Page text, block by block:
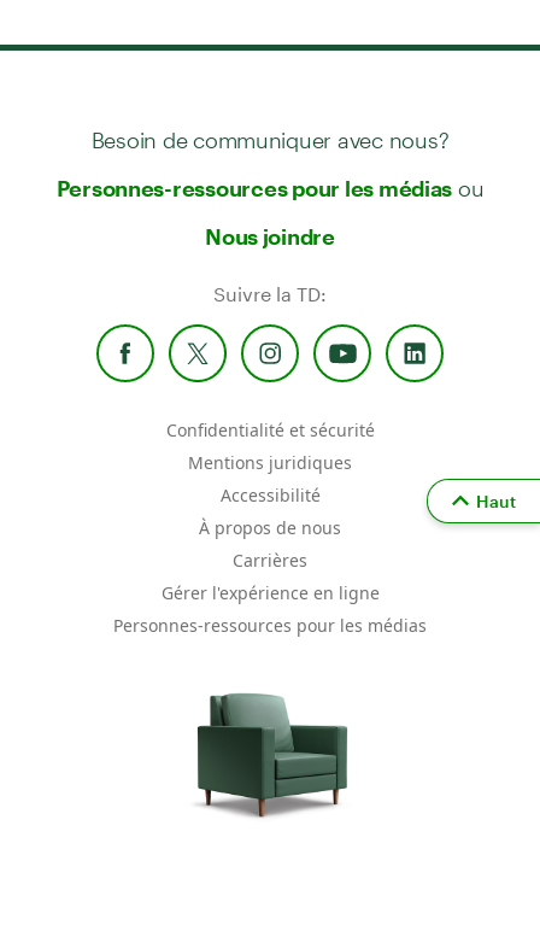
Besoin de communiquer avec nous?
Personnes-ressources pour les médias ou
Nous joindre
Suivre la TD:
Confidentialité et sécurité
Mentions juridiques
Accessibilité
À propos de nous
Carrières
Gérer l'expérience en ligne
Personnes-ressources pour les médias
Haut